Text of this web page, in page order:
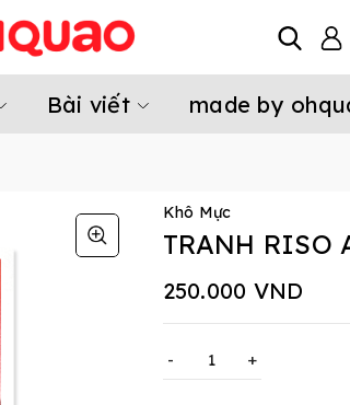
Bài viết made by
Khô Mực
TRANH RISO
250.000 VND
- +